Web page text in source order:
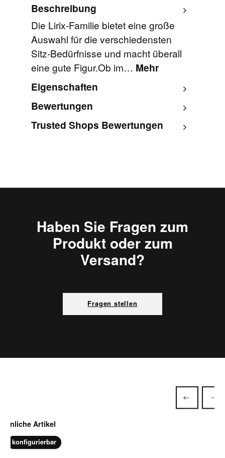
Beschreibung
Die Lirix-Familie bietet eine große
Auswahl für die verschiedensten
Sitz-Bedürfnisse und macht überall
eine gute Figur.Ob im… Mehr
Eigenschaften
Bewertungen
Trusted Shops Bewertungen
Haben Sie Fragen zum
Produkt oder zum
Versand?
Fragen stellen
Produktgalerie überspringen
Ähnliche Artikel
konfigurierbar